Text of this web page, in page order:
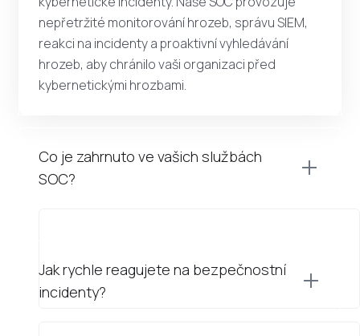
nepřetržité monitorování hrozeb, správu SIEM,
reakci na incidenty a proaktivní vyhledávání
hrozeb, aby chránilo vaši organizaci před
kybernetickými hrozbami.
Co je zahrnuto ve vašich službách
SOC?
Jak rychle reagujete na bezpečnostní
incidenty?